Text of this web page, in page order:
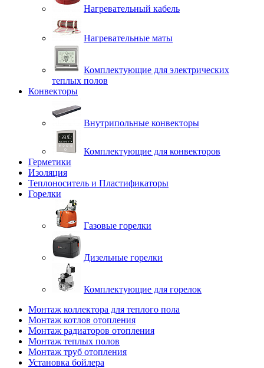
Нагревательный кабель
Нагревательные маты
Комплектующие для электрических
теплых полов
Конвекторы
Внутрипольные конвекторы
Комплектующие для конвекторов
Герметики
Изоляция
Теплоноситель и Пластификаторы
Горелки
Газовые горелки
Дизельные горелки
Комплектующие для горелок
Монтаж коллектора для теплого пола
Монтаж котлов отопления
Монтаж радиаторов отопления
Монтаж теплых полов
Монтаж труб отопления
Установка бойлера